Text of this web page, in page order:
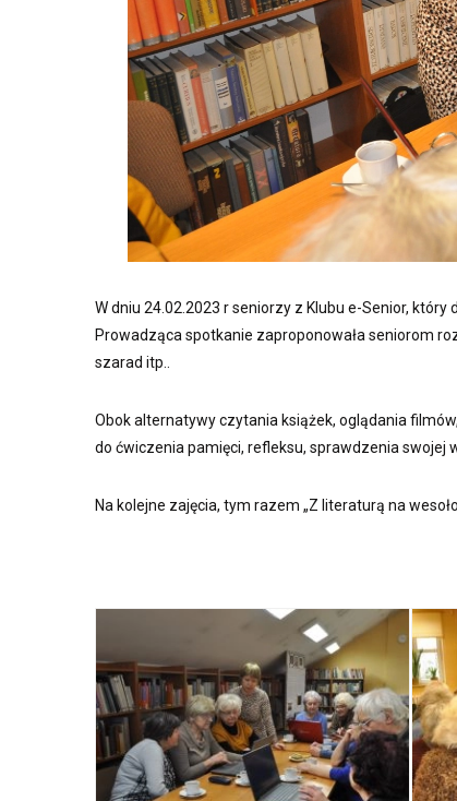
W dniu 24.02.2023 r seniorzy z Klubu e-Senior,
Prowadząca spotkanie zaproponowała seniorom
szarad itp..
Obok alternatywy czytania książek, oglądania
do ćwiczenia pamięci, refleksu, sprawdzenia swojej
Na kolejne zajęcia, tym razem „Z literaturą na